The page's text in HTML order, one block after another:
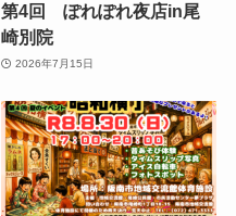
第4回 ぽれぽれ夜店in尾
崎別院
2026年7月15日